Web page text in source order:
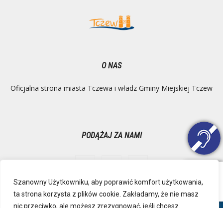
Szanowny Użytkowniku, aby poprawić komfort użytkowania,
ta strona korzysta z plików cookie. Zakładamy, że nie masz
nic przeciwko, ale możesz zrezygnować, jeśli chcesz.
O NAS
Oficjalna strona miasta Tczewa i władz Gminy Miejskiej Tczew
PODĄŻAJ ZA NAMI
Ochrona danych osobowych Inspektor Danych Osobowych